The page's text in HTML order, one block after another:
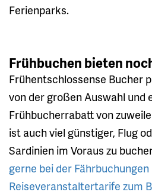
Ferienparks.
Frühbuchen bieten
Frühentschlossense Bucher
von der großen Auswahl und
Frühbucherrabatt von
ist auch viel günstiger, Flug
Sardinien im Voraus zu
gerne bei der
Reiseveranstaltertarife zum